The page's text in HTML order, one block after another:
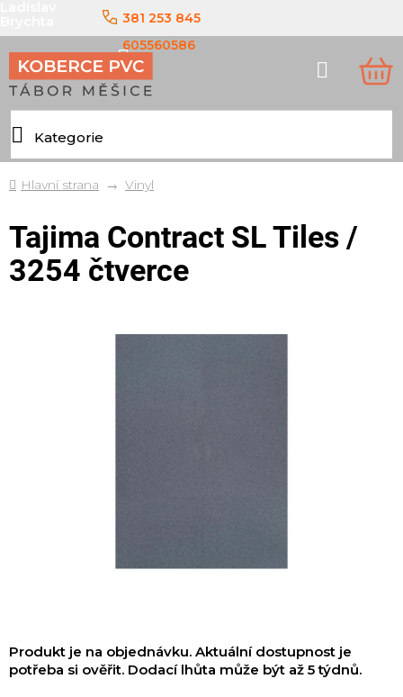
381 253 845
605560586
Hledat
Domů Vinyl
Produkt je na objednávku. Aktuální dostupnost je
potřeba si ověřit. Dodací lhůta může být až 5 týdnů.
Tajima Contract SL Tiles /
3254 čtverce